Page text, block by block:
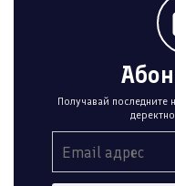
Получавай последните